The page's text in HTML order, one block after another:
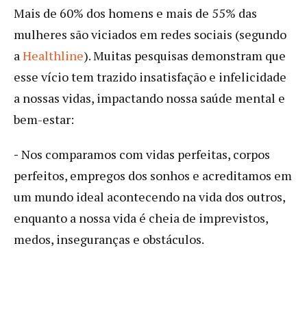
Mais de 60% dos homens e mais de 55% das
mulheres são viciados em redes sociais (segundo
aHealthline). Muitas pesquisas demonstram que
esse vício tem trazido insatisfação e infelicidade
a nossas vidas, impactando nossa saúde mental e
bem-estar:
- Nos comparamos com vidas perfeitas, corpos
perfeitos, empregos dos sonhos e acreditamos em
um mundo ideal acontecendo na vida dos outros,
enquanto a nossa vida é cheia de imprevistos,
medos, inseguranças e obstáculos.